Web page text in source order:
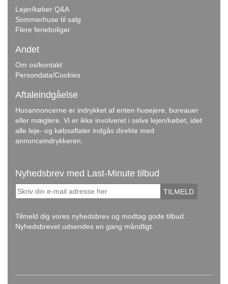
Lejer/køber Q&A
Sommerhuse til salg
Flere ferieboliger
Andet
Om os/kontakt
Persondata/Cookies
Aftaleindgåelse
Husannoncerne er indrykket af enten husejere, bureauer
eller mæglere. Vi er ikke involveret i selve lejen/købet, idet
alle leje- og købsaftaler indgås direkte med
annonceindrykkeren.
Nyhedsbrev med Last-Minute tilbud
TILMELD
Tilmeld dig vores nyhedsbrev og modtag gode tilbud.
Nyhedsbrevet udsendes en gang måndligt.